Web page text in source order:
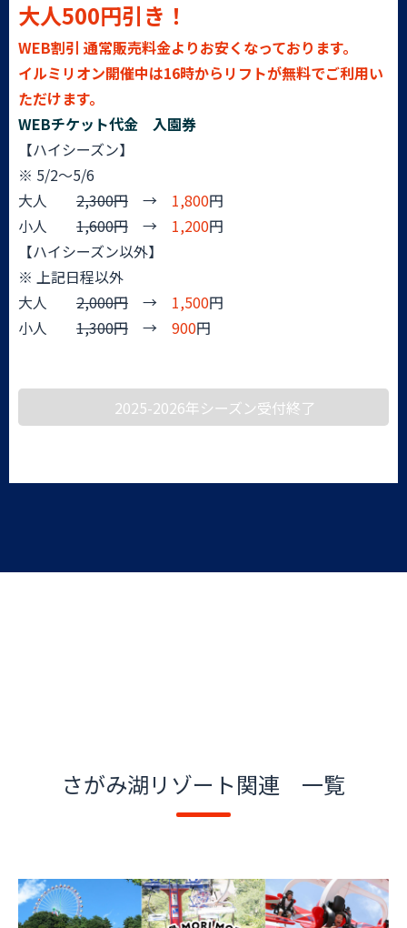
大人500円引き！
WEB割引 通常販売料金よりお安くなっております。
イルミリオン開催中は16時からリフトが無料でご利用い
ただけます。
WEBチケット代金 入園券
【ハイシーズン】
※ 5/2～5/6
大人 2,300円 → 1,800円
小人 1,600円 → 1,200円
【ハイシーズン以外】
※ 上記日程以外
大人 2,000円 → 1,500円
小人 1,300円 → 900円
2025-2026年シーズン受付終了
さがみ湖リゾート関連 一覧